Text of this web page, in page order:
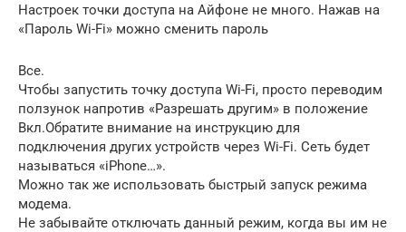
Настроек точки доступа на Айфоне не много. Нажав на
«Пароль Wi-Fi» можно сменить пароль
Все.
Чтобы запустить точку доступа Wi-Fi, просто переводим
ползунок напротив «Разрешать другим» в положение
Вкл.Обратите внимание на инструкцию для
подключения других устройств через Wi-Fi. Сеть будет
называться «iPhone…».
Можно так же использовать быстрый запуск режима
модема.
Не забывайте отключать данный режим, когда вы им не